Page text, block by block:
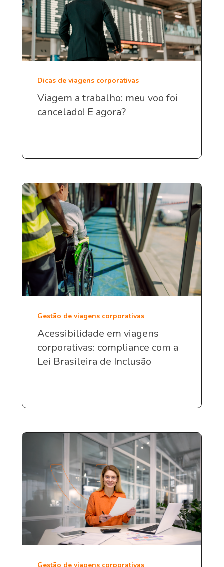
Dicas de viagens corporativas
Viagem a trabalho: meu voo foi
cancelado! E agora?
Gestão de viagens corporativas
Acessibilidade em viagens
corporativas: compliance com a
Lei Brasileira de Inclusão
Gestão de viagens corporativas